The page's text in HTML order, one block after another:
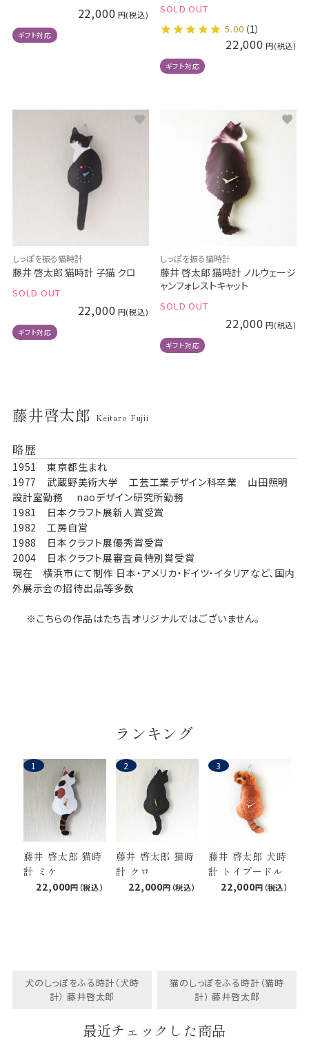
22,000
ギフト対応
SOLD OUT
5.00 （1）
22,000
ギフト対応
しっぽを振る猫時計
藤井 啓太郎 猫時計 子猫 クロ
SOLD OUT
22,000
ギフト対応
しっぽを振る猫時計
藤井 啓太郎 猫時計 ノルウェージ
ャンフォレストキャット
SOLD OUT
22,000
ギフト対応
藤井啓太郎 Keitaro Fujii
略歴
1951 東京都生まれ
1977 武蔵野美術大学 工芸工業デザイン科卒業 山田照明
設計室勤務 naoデザイン研究所勤務
1981 日本クラフト展新人賞受賞
1982 工房自営
1988 日本クラフト展優秀賞受賞
2004 日本クラフト展審査員特別賞受賞
現在 横浜市にて制作 日本・アメリカ・ドイツ・イタリアなど、国内
外展示会の招待出品等多数
※こちらの作品はたち吉オリジナルではございません。
ランキング
藤井 啓太郎 猫時
計 ミケ
22,000
藤井 啓太郎 猫時
計 クロ
22,000
藤井 啓太郎 犬時
計 トイプードル
22,000
犬のしっぽをふる時計（犬時
計） 藤井啓太郎
猫のしっぽをふる時計（猫時
計） 藤井啓太郎
最近チェックした商品